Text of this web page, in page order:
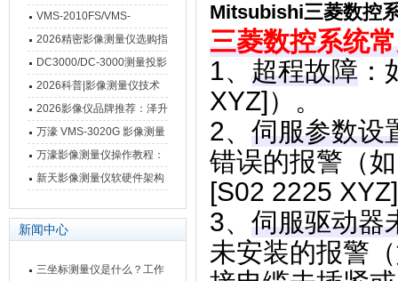
VMS-2010FS/VMS-
3020FS/VMS-4030FS手动
影像测量仪技术参数
2026精密影像测量仪选购指
南 靠谱品牌一站式选型推荐
DC3000/DC-3000测量投影
仪万濠数据处理器数显表故
障维修方法
2026科普|影像测量仪技术
原理、分类及选型应用
2026影像仪品牌推荐：泽升
影像测量仪选型指南
万濠 VMS-3020G 影像测量
仪技术规格与应用解析
万濠影像测量仪操作教程：
从开机到出报告，新手也能
新天影像测量仪软硬件架构
新闻中心
三坐标测量仪是什么？工作
Mitsubishi三菱数控
三菱数控系统
1、‌ 超程故障
XYZ]）。
2、‌ 伺服参数设
错误的报警（
[S02 2225
‌3、 伺服驱动器
未安装的报警